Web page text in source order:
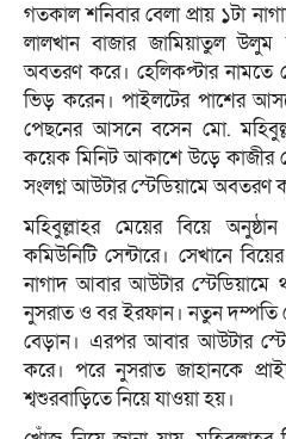
গতকাল শনিবার বেলা প্রায় ১টা
লালখান বাজার জামিয়াতুল উলুম
অবতরণ করে। হেলিকপ্টার
ভিড় করেন। পাইলটের পাশের
পেছনের আসনে বসেন মো.
কয়েক মিনিট আকাশে উড়ে
সংলগ্ন আউটার স্টেডিয়ামে অবতরণ
মহিবুল্লাহর মেয়ের বিয়ে
কমিউনিটি সেন্টারে। সেখানে
নাগাদ আবার আউটার স্টেডিয়ামে
নুসরাত ও বর ইরফান। নতুন দম্পতি
বেড়ান। এরপর আবার আউটার
করে। পরে নুসরাত জাহানকে
শ্বশুরবাড়িতে নিয়ে যাওয়া হয়।